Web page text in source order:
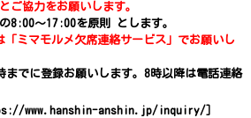
ご協力をお願いします。
～17:00を原則 とします。
ミマモルメ欠席連絡サービス」でお願いし
でに登録お願いします。8時以降は電話連絡
www.hanshin-anshin.jp/inquiry/］